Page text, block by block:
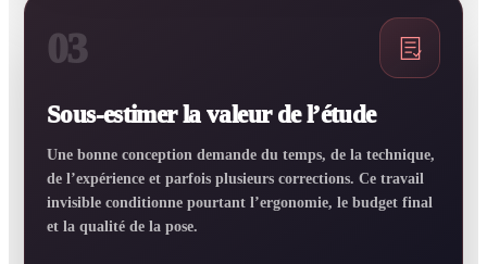
03
Sous-estimer la valeur de l’étude
Une bonne conception demande du temps, de la technique,
de l’expérience et parfois plusieurs corrections. Ce travail
invisible conditionne pourtant l’ergonomie, le budget final
et la qualité de la pose.